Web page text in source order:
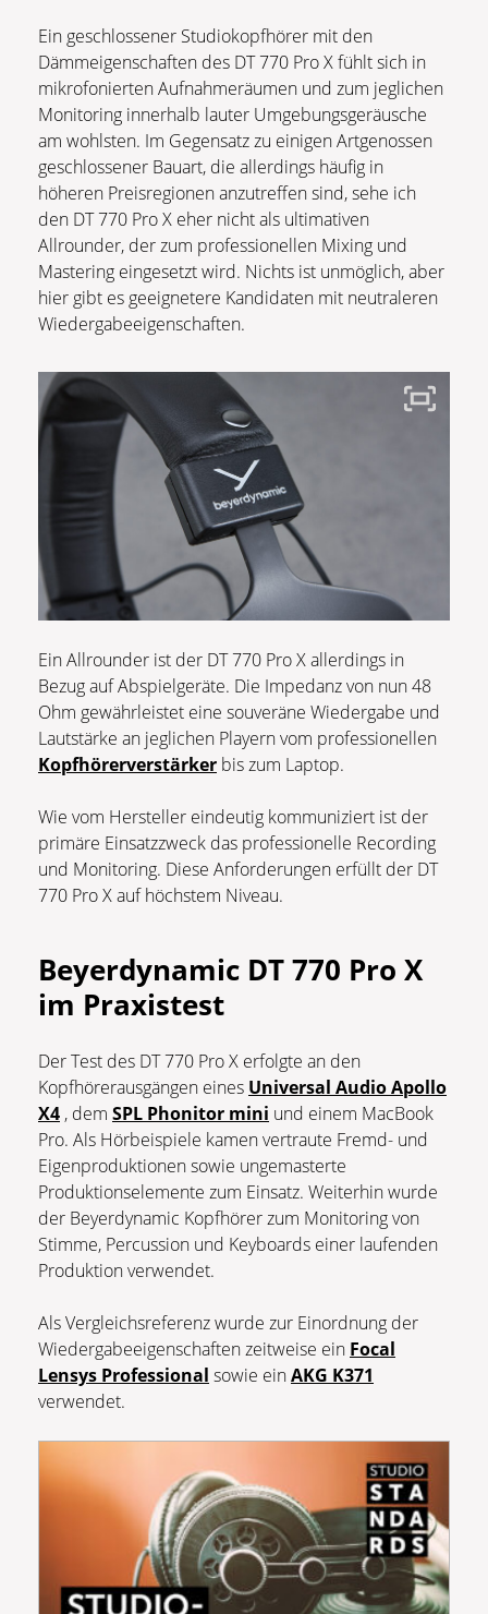
Ein geschlossener Studiokopfhörer mit den
Dämmeigenschaften des DT 770 Pro X fühlt sich in
mikrofonierten Aufnahmeräumen und zum jeglichen
Monitoring innerhalb lauter Umgebungsgeräusche
am wohlsten. Im Gegensatz zu einigen Artgenossen
geschlossener Bauart, die allerdings häufig in
höheren Preisregionen anzutreffen sind, sehe ich
den DT 770 Pro X eher nicht als ultimativen
Allrounder, der zum professionellen Mixing und
Mastering eingesetzt wird. Nichts ist unmöglich, aber
hier gibt es geeignetere Kandidaten mit neutraleren
Wiedergabeeigenschaften.
Ein Allrounder ist der DT 770 Pro X allerdings in
Bezug auf Abspielgeräte. Die Impedanz von nun 48
Ohm gewährleistet eine souveräne Wiedergabe und
Lautstärke an jeglichen Playern vom professionellen
Kopfhörerverstärker bis zum Laptop.
Wie vom Hersteller eindeutig kommuniziert ist der
primäre Einsatzzweck das professionelle Recording
und Monitoring. Diese Anforderungen erfüllt der DT
770 Pro X auf höchstem Niveau.
Beyerdynamic DT 770 Pro X
im Praxistest
Der Test des DT 770 Pro X erfolgte an den
Kopfhörerausgängen eines Universal Audio Apollo
X4 , dem SPL Phonitor mini und einem MacBook
Pro. Als Hörbeispiele kamen vertraute Fremd- und
Eigenproduktionen sowie ungemasterte
Produktionselemente zum Einsatz. Weiterhin wurde
der Beyerdynamic Kopfhörer zum Monitoring von
Stimme, Percussion und Keyboards einer laufenden
Produktion verwendet.
Als Vergleichsreferenz wurde zur Einordnung der
Wiedergabeeigenschaften zeitweise ein Focal
Lensys Professional sowie einAKG K371
verwendet.